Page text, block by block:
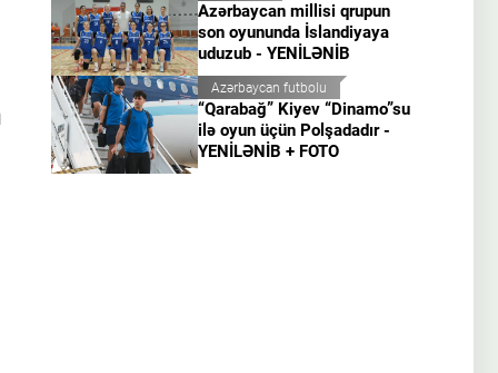
Azərbaycan millisi qrupun
son oyununda İslandiyaya
uduzub - YENİLƏNİB
Azərbaycan futbolu
“Qarabağ” Kiyev “Dinamo”su
ilə oyun üçün Polşadadır -
YENİLƏNİB + FOTO